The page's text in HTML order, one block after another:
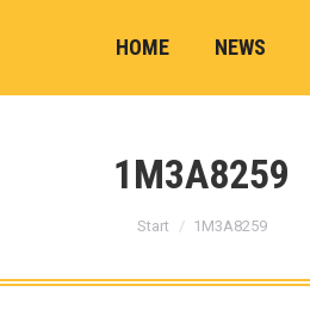
HOME NEWS
1M3A8259
Sie befinden sich hier:
Start 1M3A8259